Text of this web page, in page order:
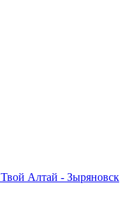
Твой Алтай - Зыряновск